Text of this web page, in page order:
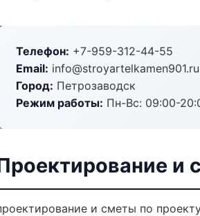
Телефон: +7-959-312-44-55
Email: info@stroyartelkamen901.ru
Город: Петрозаводск
Режим работы: Пн-Вс: 09:00-
и
и сметы по